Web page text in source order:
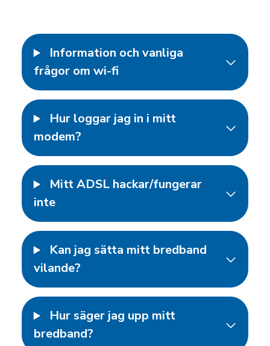
Information och vanliga
frågor om wi-fi
Hur loggar jag in i mitt
modem?
Mitt ADSL hackar/fungerar
inte
Kan jag sätta mitt bredband
vilande?
Hur säger jag upp mitt
bredband?